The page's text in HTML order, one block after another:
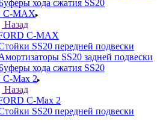
хода сжатия SS20
С-MAX
Назад
С-MAX
SS20 передней подвески
SS20 задней подвески
хода сжатия SS20
C-Max 2
Назад
C-Max 2
SS20 передней подвески